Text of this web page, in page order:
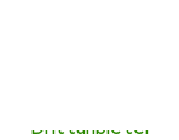
Drittanbieter